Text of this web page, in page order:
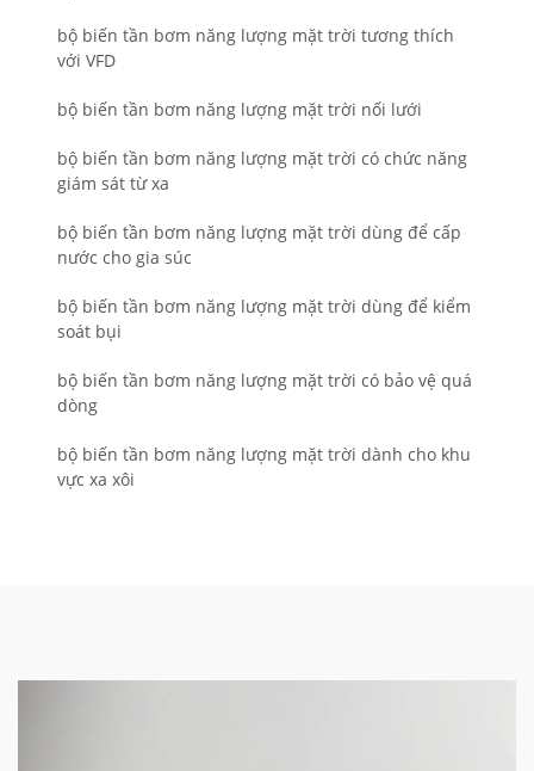
bộ biến tần bơm năng lượng mặt trời tương thích
với VFD
bộ biến tần bơm năng lượng mặt trời nối lưới
bộ biến tần bơm năng lượng mặt trời có chức năng
giám sát từ xa
bộ biến tần bơm năng lượng mặt trời dùng để cấp
nước cho gia súc
bộ biến tần bơm năng lượng mặt trời dùng để kiểm
soát bụi
bộ biến tần bơm năng lượng mặt trời có bảo vệ quá
dòng
bộ biến tần bơm năng lượng mặt trời dành cho khu
vực xa xôi